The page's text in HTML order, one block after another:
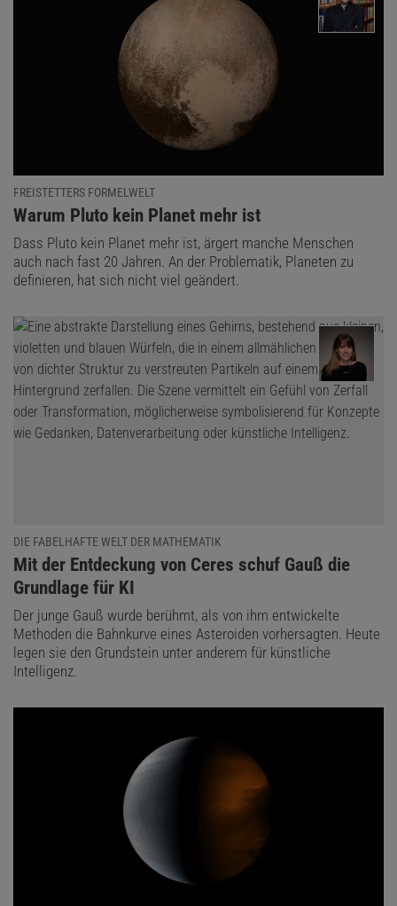
FREISTETTERS FORMELWELT
:
Warum Pluto kein Planet mehr ist
Dass Pluto kein Planet mehr ist, ärgert manche Menschen
auch nach fast 20 Jahren. An der Problematik, Planeten zu
definieren, hat sich nicht viel geändert.
DIE FABELHAFTE WELT DER MATHEMATIK
:
Mit der Entdeckung von Ceres schuf Gauß die
Grundlage für KI
Der junge Gauß wurde berühmt, als von ihm entwickelte
Methoden die Bahnkurve eines Asteroiden vorhersagten. Heute
legen sie den Grundstein unter anderem für künstliche
Intelligenz.